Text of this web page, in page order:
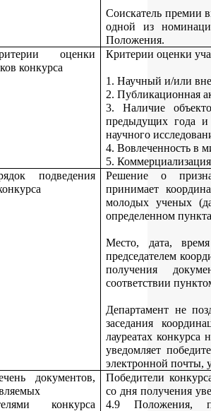
Соискатель премии
одной из
Положения.
оценки
конкурса
Критерии оценки
1. Научный и/или
2. Публикационная
3. Наличие
предыдущих года
научного
4. Вовлеченность в
5.
подведения
Решение о
принимает
молодых ученых
определенном
Место, дата, время
председателем
получения
соответствии
Департамент не
заседания
лауреатах
уведомляет
электронной почты,
документов,
конкурса
Победители
со дня получения
4.9 Положения,